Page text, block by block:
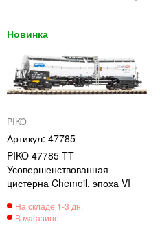
PIKO
47785
PIKO 47785 TT
Усовершенствованная
цистерна Chemoil, эпоха VI